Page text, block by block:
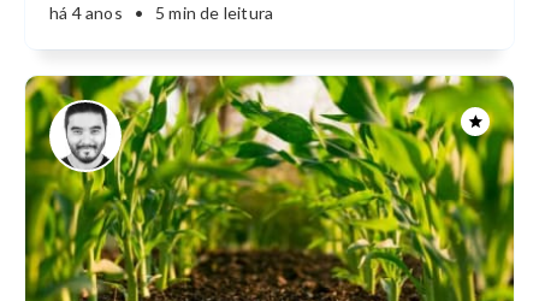
há 4 anos
• 5 min de leitura